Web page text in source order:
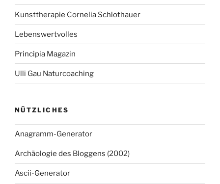
Kunsttherapie Cornelia Schlothauer
Lebenswertvolles
Principia Magazin
Ulli Gau Naturcoaching
NÜTZLICHES
Anagramm-Generator
Archäologie des Bloggens (2002)
Ascii-Generator